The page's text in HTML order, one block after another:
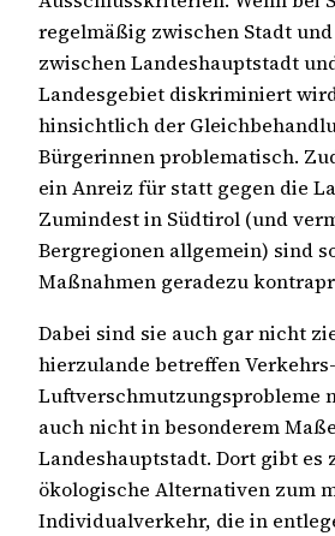
regelmäßig zwischen Stadt
zwischen Landeshauptstadt
Landesgebiet diskriminiert
hinsichtlich der
Bürgerinnen problematisch.
ein Anreiz für statt gegen die
Zumindest in Südtirol (und
Bergregionen allgemein) sind
Maßnahmen geradezu
Dabei sind sie auch gar nicht
hierzulande betreffen
Luftverschmutzungsprobleme
auch nicht in besonderem
Landeshauptstadt. Dort gibt es
ökologische Alternativen zum
Individualverkehr, die in